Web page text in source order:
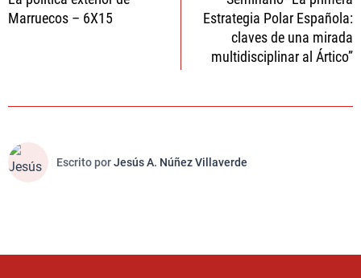
entradas
Marruecos – 6X15
Estrategia Polar Española:
claves de una mirada
multidisciplinar al Ártico”
Escrito porJesús A. Núñez Villaverde